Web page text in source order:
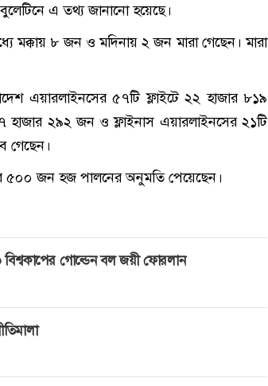
এ তথ্য জানানো হয়েছে।
মক্কায় ৮ জন ও মদিনায় ২ জন মারা গেছেন। মারা
এয়ারলাইনসের ৫৭টি ফ্লাইটে ২২ হাজার ৮১৯
হাজার ২৯২ জন ও ফ্লাইনাস এয়ারলাইনসের ২১টি
গেছেন।
৫০০ জন হজ পালনের অনুমতি পেয়েছেন।
গোল্ডেন বল জয়ী ফোরলান